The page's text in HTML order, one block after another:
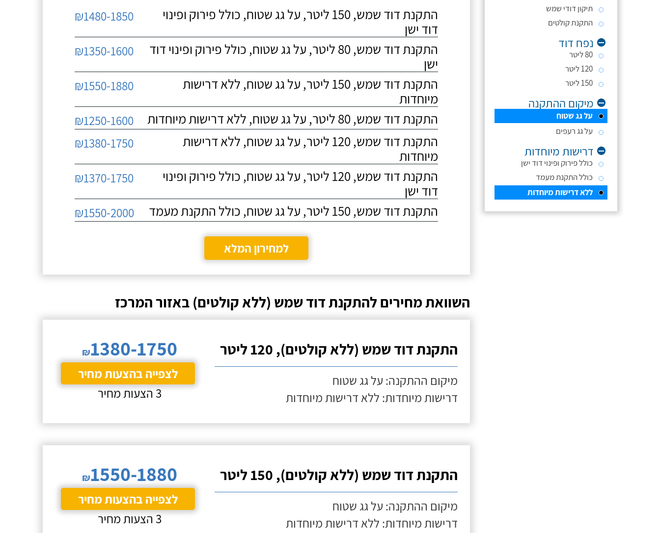
תיקון דודי שמש
התקנת קולטים
נפח דוד
80 ליטר
120 ליטר
150 ליטר
מיקום ההתקנה
על גג שטוח
על גג רעפים
דרישות מיוחדות
כולל פירוק ופינוי דוד ישן
כולל התקנת מעמד
ללא דרישות מיוחדות
התקנת דוד שמש, 150 ליטר, על גג שטוח, כולל פירוק ופינוי
דוד ישן
₪1480-1850
התקנת דוד שמש, 80 ליטר, על גג שטוח, כולל פירוק ופינוי דוד
ישן
₪1350-1600
התקנת דוד שמש, 150 ליטר, על גג שטוח, ללא דרישות
מיוחדות
₪1550-1880
התקנת דוד שמש, 80 ליטר, על גג שטוח, ללא דרישות מיוחדות ₪1250-1600
התקנת דוד שמש, 120 ליטר, על גג שטוח, ללא דרישות
מיוחדות
₪1380-1750
התקנת דוד שמש, 120 ליטר, על גג שטוח, כולל פירוק ופינוי
דוד ישן
₪1370-1750
התקנת דוד שמש, 150 ליטר, על גג שטוח, כולל התקנת מעמד ₪1550-2000
למחירון המלא
השוואת מחירים להתקנת דוד שמש (ללא קולטים) באזור המרכז
התקנת דוד שמש (ללא קולטים), 120 ליטר
מיקום ההתקנה: על גג שטוח
דרישות מיוחדות: ללא דרישות מיוחדות
₪1380-1750
לצפייה בהצעות מחיר
3 הצעות מחיר
התקנת דוד שמש (ללא קולטים), 150 ליטר
מיקום ההתקנה: על גג שטוח
דרישות מיוחדות: ללא דרישות מיוחדות
₪1550-1880
לצפייה בהצעות מחיר
3 הצעות מחיר